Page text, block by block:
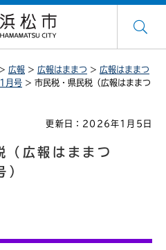
> 広報 > 広報はままつ > 広報はままつ
月号 > 市民税・県民税（広報はままつ
更新日：2026年1月5日
（広報はままつ